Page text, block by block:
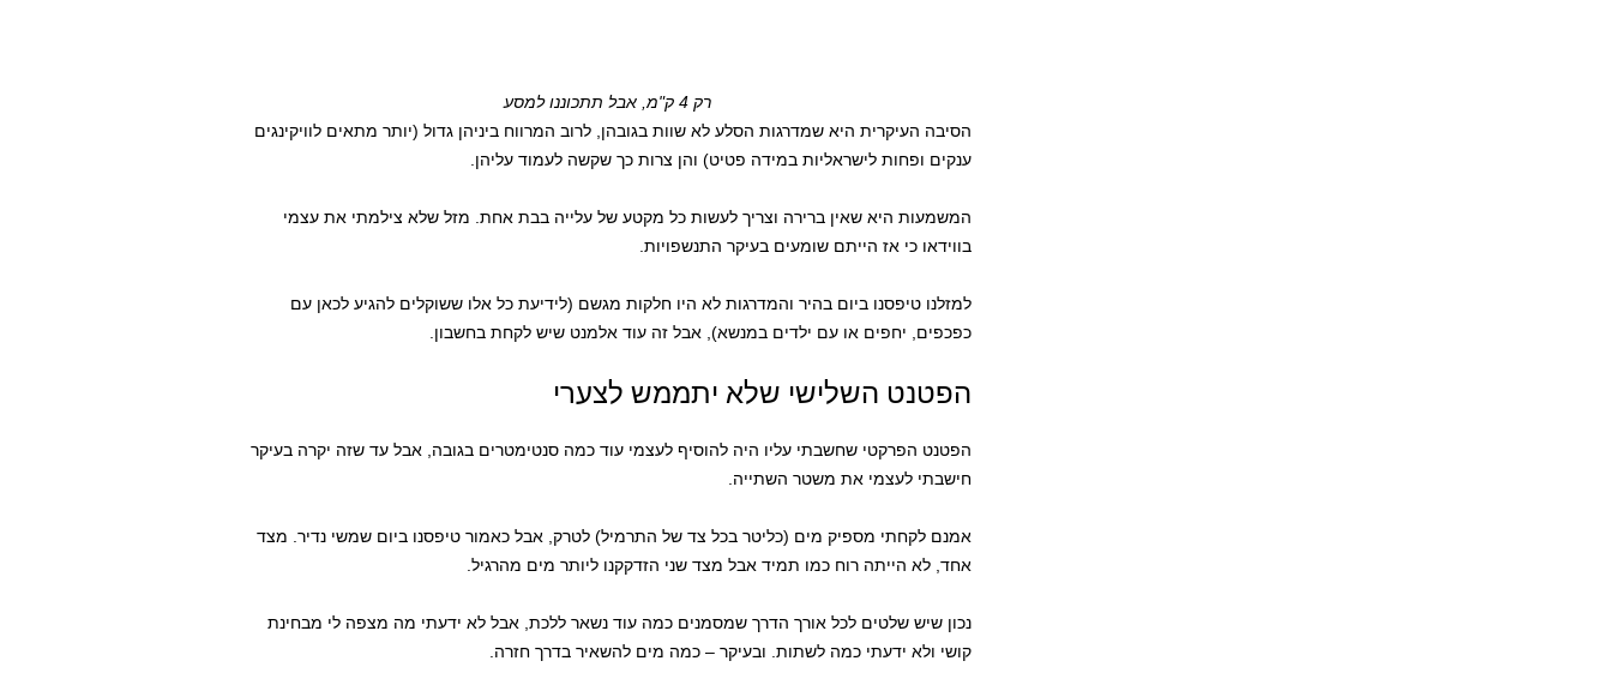
רק 4 ק"מ, אבל תתכוננו למסע
הסיבה העיקרית היא שמדרגות הסלע לא שוות בגובהן, לרוב המרווח ביניהן גדול (יותר מתאים לוויקינגים
ענקים ופחות לישראליות במידה פטיט) והן צרות כך שקשה לעמוד עליהן.
המשמעות היא שאין ברירה וצריך לעשות כל מקטע של עלייה בבת אחת. מזל שלא צילמתי את עצמי
בווידאו כי אז הייתם שומעים בעיקר התנשפויות.
למזלנו טיפסנו ביום בהיר והמדרגות לא היו חלקות מגשם (לידיעת כל אלו ששוקלים להגיע לכאן עם
כפכפים, יחפים או עם ילדים במנשא), אבל זה עוד אלמנט שיש לקחת בחשבון.
הפטנט השלישי שלא יתממש לצערי
הפטנט הפרקטי שחשבתי עליו היה להוסיף לעצמי עוד כמה סנטימטרים בגובה, אבל עד שזה יקרה בעיקר
חישבתי לעצמי את משטר השתייה.
אמנם לקחתי מספיק מים (כליטר בכל צד של התרמיל) לטרק, אבל כאמור טיפסנו ביום שמשי נדיר. מצד
אחד, לא הייתה רוח כמו תמיד אבל מצד שני הזדקקנו ליותר מים מהרגיל.
נכון שיש שלטים לכל אורך הדרך שמסמנים כמה עוד נשאר ללכת, אבל לא ידעתי מה מצפה לי מבחינת
קושי ולא ידעתי כמה לשתות. ובעיקר – כמה מים להשאיר בדרך חזרה.